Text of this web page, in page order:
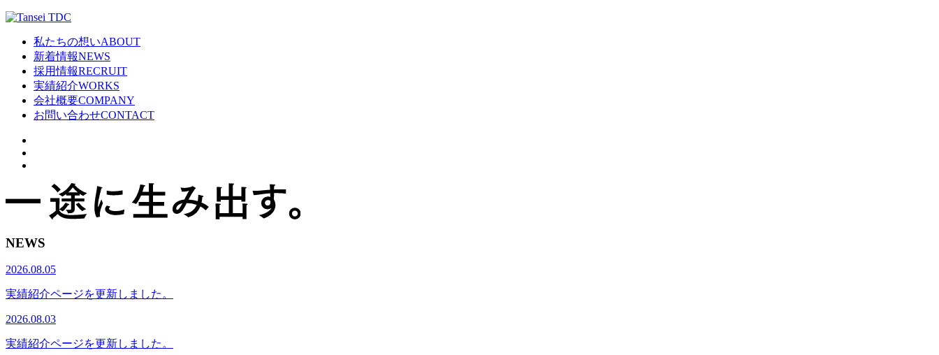
私たちの想いABOUT
新着情報NEWS
採用情報RECRUIT
実績紹介WORKS
会社概要COMPANY
お問い合わせCONTACT
NEWS
2026.08.05
実績紹介ページを更新しました。
2026.08.03
実績紹介ページを更新しました。